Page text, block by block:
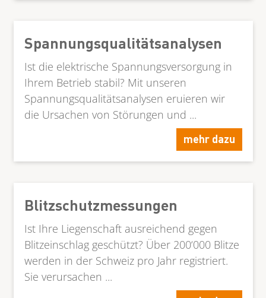
Spannungsqualitätsanalysen
Ist die elektrische Spannungsversorgung in
Ihrem Betrieb stabil? Mit unseren
Spannungsqualitätsanalysen eruieren wir
die Ursachen von Störungen und ...
mehr dazu
Blitzschutzmessungen
Ist Ihre Liegenschaft ausreichend gegen
Blitzeinschlag geschützt? Über 200‘000 Blitze
werden in der Schweiz pro Jahr registriert.
Sie verursachen ...